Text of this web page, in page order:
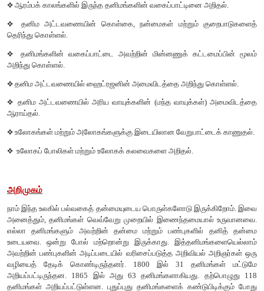
கற்றல் நோக்கங்கள்
இப்பாடத்தினைக் கற்றபின் பிறகு மாணவர்கள் பெறும்
❖ ஆரம்பக் காலங்களில் இருந்த தனிமங்களின் வகைப்பாட்டினை
❖ தனிம அட்டவணையின் கொள்கை ,நன்மைகள்
❖ தனிமங்களின்
அறிந்து கொள்ளல்.
❖ தனிம அட்டவணையில் ஹைட்ரஜனின் அமைவிடத்தை அறிந்து
❖ தனிம அட்டவணையில் அரிய வாயுக்களின்(மந்த வாயுக்கள்)
ஆராய்தல்.